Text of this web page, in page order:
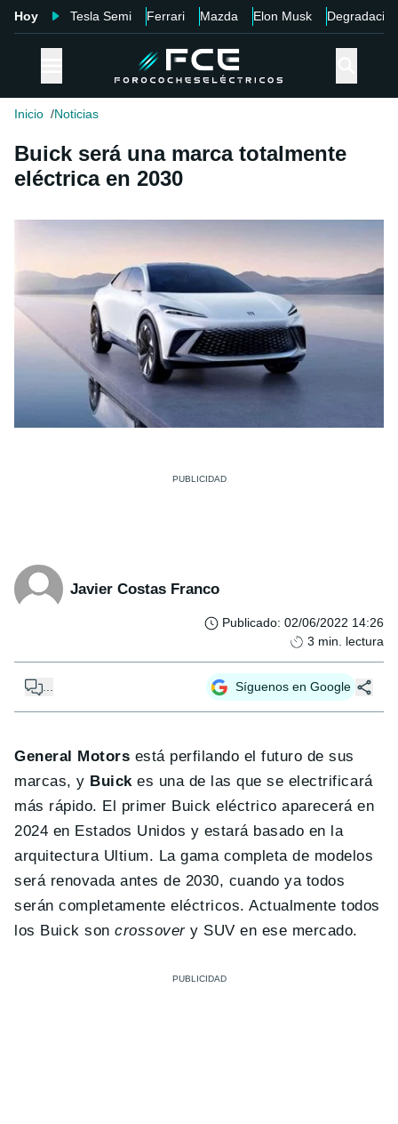
Hoy Tesla Semi Ferrari Mazda Elon Musk Degradación
Inicio Noticias
Buick será una marca totalmente
eléctrica en 2030
Javier Costas Franco
Publicado: 02/06/2022 14:26
3 min. lectura
... Síguenos en Google
General Motors está perfilando el futuro de sus
marcas, y Buickes una de las que se electrificará
más rápido. El primer Buick eléctrico aparecerá en
2024 en Estados Unidos y estará basado en la
arquitectura Ultium. La gama completa de modelos
será renovada antes de 2030, cuando ya todos
serán completamente eléctricos. Actualmente todos
los Buick soncrossovery SUV en ese mercado.